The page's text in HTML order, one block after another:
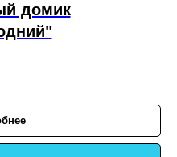
домик